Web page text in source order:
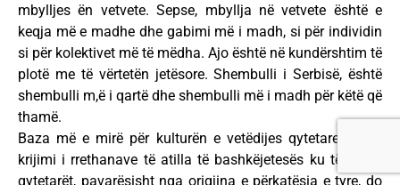
mbylljes ën vetvete. Sepse, mbyllja në vetvete është e
keqja më e madhe dhe gabimi më i madh, si për individin
si për kolektivet më të mëdha. Ajo është në kundërshtim të
plotë me të vërtetën jetësore. Shembulli i Serbisë, është
shembulli m,ë i qartë dhe shembulli më i madh për këtë që
thamë.
Baza më e mirë për kulturën e vetëdijes qytetare, është
krijimi i rrethanave të atilla të bashkëjetesës ku të gjithë
qytetarët, pavarësisht nga origjina e përkatësia e tyre, do